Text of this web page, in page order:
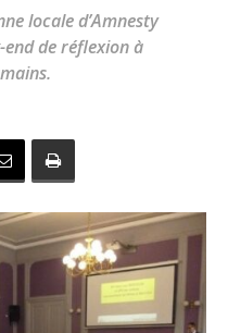
locale d’Amnesty
de réflexion à